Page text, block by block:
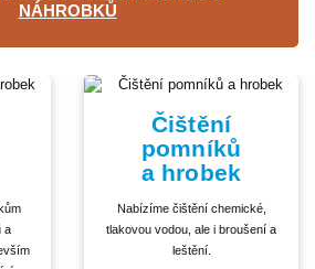
NÁHROBKŮ
a
Čištění
pomníků
a hrobek
Nabízíme čištění chemické,
tlakovou vodou, ale i broušení a
leštění.